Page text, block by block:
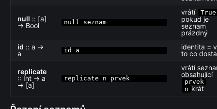
null :: [a]
→ Bool
null seznam
vrátí True
pokud je
seznam
prázdný
id :: a →
a
id a
identita =
to co
replicate
:: Int → a
→ [a]
replicate n prvek
vrátí
obsahující
prvek
n krát